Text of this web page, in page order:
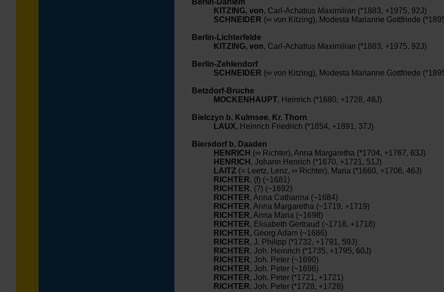
Berlin-Dahlem
KITZING, von, Carl-Achatius Maximilian (*1883, +1975, 92J)
SCHNEIDER (∞ von Kitzing), Modesta Marianne Gottfriede
Berlin-Lichterfelde
KITZING, von, Carl-Achatius Maximilian (*1883, +1975, 92J)
Berlin-Zehlendorf
SCHNEIDER (∞ von Kitzing), Modesta Marianne Gottfriede
Betzdorf-Bruche
MOCKENHAUPT, Heinrich (*1680, +1728, 48J)
Bielczyn b. Kulmsee, Kr. Thorn
LAUX, Heinrich Friedrich (*1854, +1891, 37J)
Biersdorf b. Daaden
HENRICH (∞ Richter), Anna Margaretha (*1704, +1767, 63J)
HENRICH , Johann Henrich (*1670, +1721, 51J)
LAITZ (= Leetz, Lenz, ∞ Richter), Maria (*1660, +1706, 46J)
RICHTER, (f) (~1681)
RICHTER, (?) (~1692)
RICHTER, Anna Catharina (~1684)
RICHTER, Anna Margaretha (~1719, +1719)
RICHTER, Anna Maria (~1698)
RICHTER, Elisabeth Gertraud (~1718, +1718)
RICHTER, Georg Adam (~1686)
RICHTER, J. Philipp (*1732, +1791, 59J)
RICHTER, Joh. Heinrich (*1735, +1795, 60J)
RICHTER, Joh. Peter (~1690)
RICHTER, Joh. Peter (~1696)
RICHTER, Joh. Peter (*1721, +1721)
RICHTER, Joh. Peter (*1728, +1728)